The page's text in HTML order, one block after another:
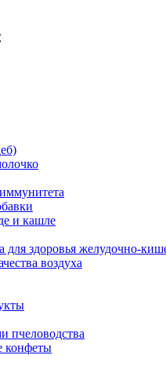
и кашле
для здоровья желудочно-
воздуха
пчеловодства
конфеты